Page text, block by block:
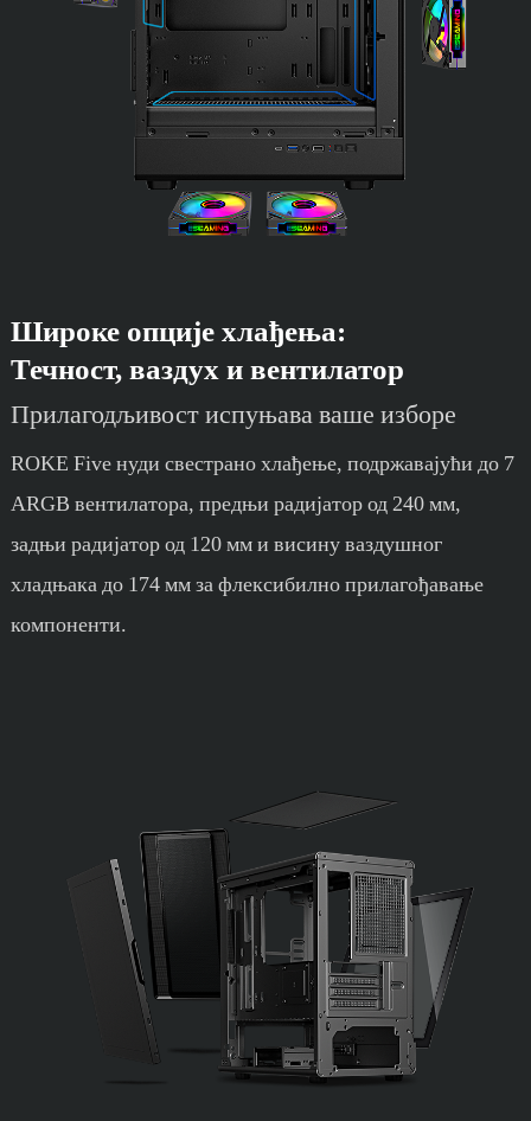
Широке опције хлађења:
Течност, ваздух и вентилатор
Прилагодљивост испуњава ваше изборе
ROKE Five нуди свестрано хлађење, подржавајући до 7
ARGB вентилатора, предњи радијатор од 240 мм,
задњи радијатор од 120 мм и висину ваздушног
хладњака до 174 мм за флексибилно прилагођавање
компоненти.